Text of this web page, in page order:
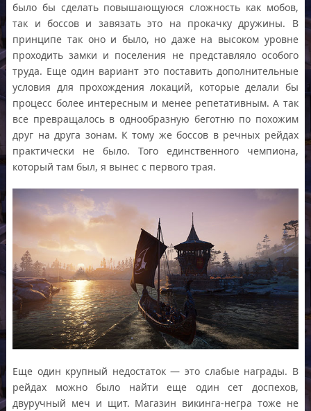
было бы сделать повышающуюся сложность как мобов,
так и боссов и завязать это на прокачку дружины. В
принципе так оно и было, но даже на высоком уровне
проходить замки и поселения не представляло особого
труда. Еще один вариант это поставить дополнительные
условия для прохождения локаций, которые делали бы
процесс более интересным и менее репетативным. А так
все превращалось в однообразную беготню по похожим
друг на друга зонам. К тому же боссов в речных рейдах
практически не было. Того единственного чемпиона,
который там был, я вынес с первого трая.
Еще один крупный недостаток — это слабые награды. В
рейдах можно было найти еще один сет доспехов,
двуручный меч и щит. Магазин викинга-негра тоже не